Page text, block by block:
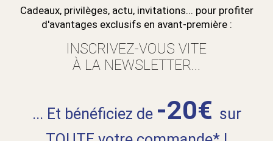
Cadeaux, privilèges, actu, invitations... pour profiter
d'avantages exclusifs en avant-première :
INSCRIVEZ-VOUS VITE
À LA NEWSLETTER...
... Et bénéficiez de -20€ sur